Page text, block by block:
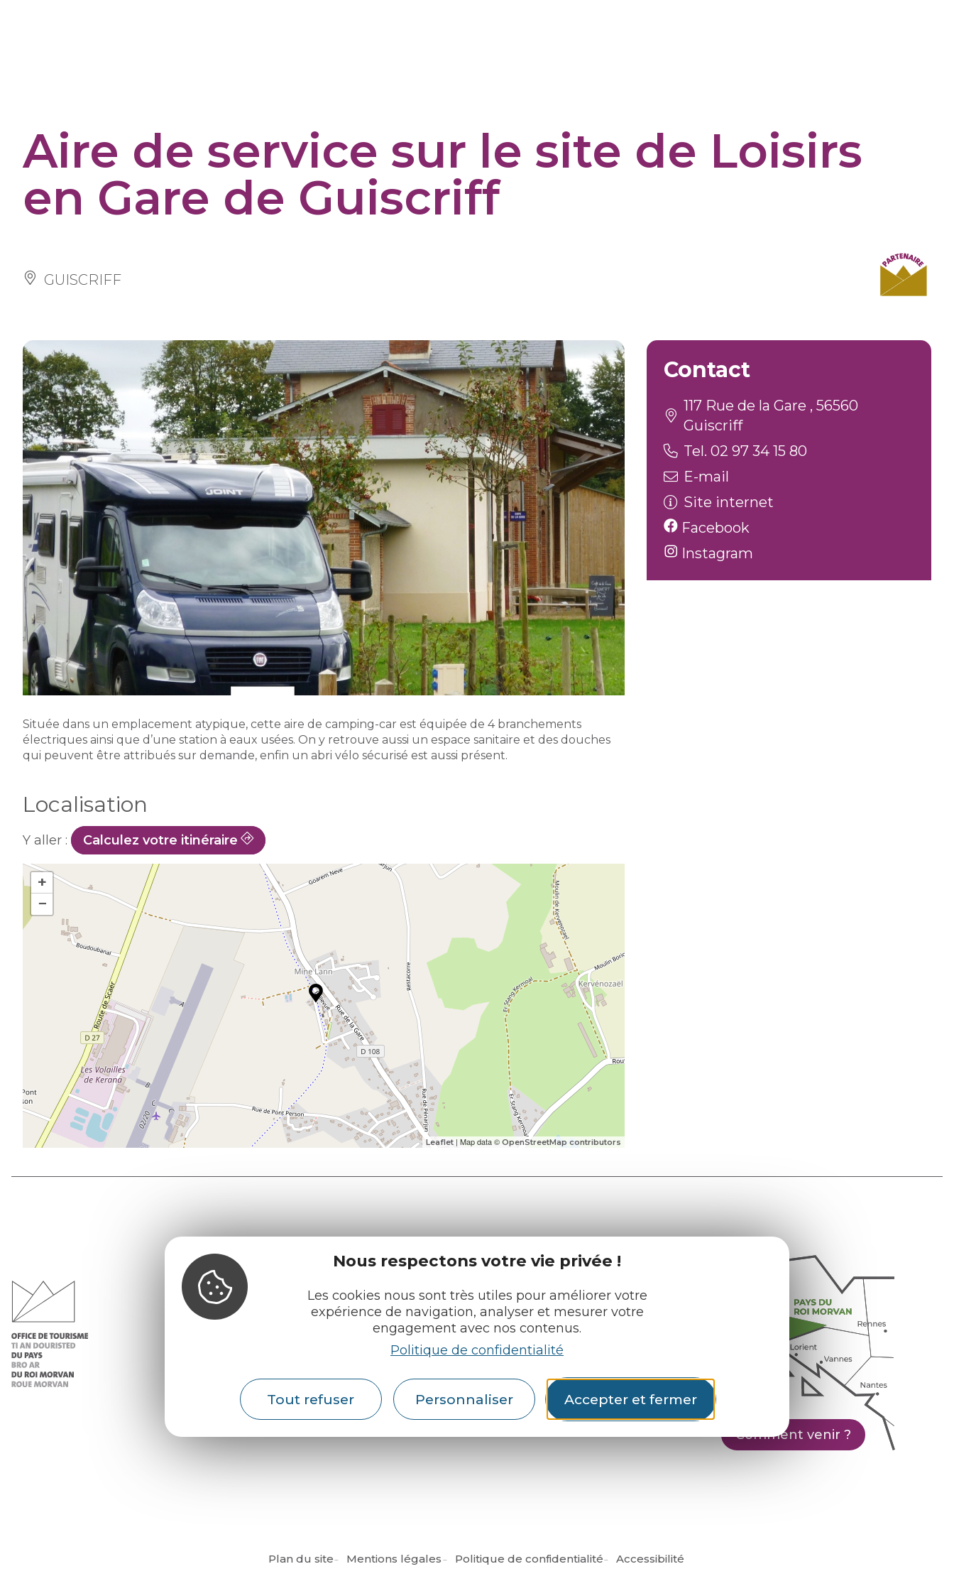
Nous respectons votre vie privée !
Les cookies nous sont très utiles pour améliorer votre
expérience de navigation, analyser et mesurer votre
engagement avec nos contenus.
Politique de confidentialité
Tout refuser Personnaliser Accepter et fermer
Aire de service sur le site de Loisirs
en Gare de Guiscriff
GUISCRIFF
Située dans un emplacement atypique, cette aire de camping-car est équipée de 4 branchements
électriques ainsi que d’une station à eaux usées. On y retrouve aussi un espace sanitaire et des douches
qui peuvent être attribués sur demande, enfin un abri vélo sécurisé est aussi présent.
Localisation
Y aller : Calculez votre itinéraire
+
−
Leaflet | Map data © OpenStreetMap contributors
Contact
117 Rue de la Gare , 56560
Guiscriff
Tel. 02 97 34 15 80
E-mail
Site internet
Facebook
Instagram
Office de tourisme
Infos pratiques
Nos brochures
Retrouvez-nous sur :
Espace pro
Français
English
Comment venir ?
Plan du site Mentions légales Politique de confidentialité Accessibilité